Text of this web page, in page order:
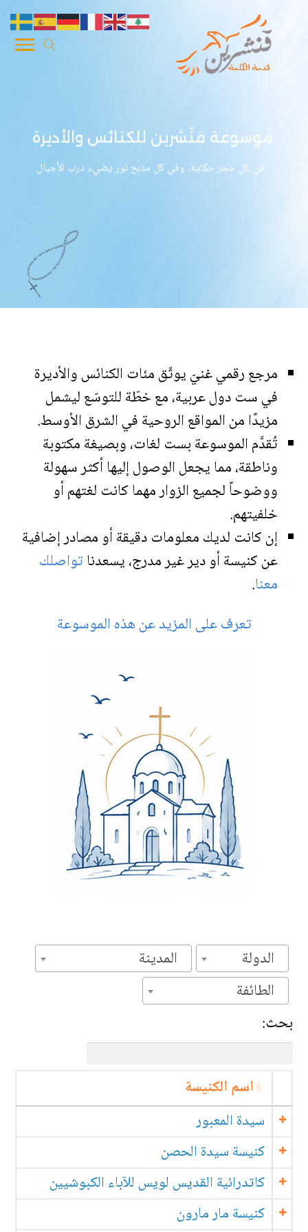
موسوعة قنّشرين للكنائس والأديرة
في كل حجر حكاية، وفي كل مذبح نور يضيء درب الأجيال
مرجع رقمي غنيّ يوثّق مئات الكنائس والأديرة
في ست دول عربية، مع خطّة للتوسّع ليشمل
مزيدًا من المواقع الروحية في الشرق الأوسط.
تُقدَّم الموسوعة بست لغات، وبصيغة مكتوبة
وناطقة، مما يجعل الوصول إليها أكثر سهولة
ووضوحاً لجميع الزوار مهما كانت لغتهم أو
خلفيتهم.
إن كانت لديك معلومات دقيقة أو مصادر إضافية
عن كنيسة أو دير غير مدرج، يسعدناتواصلك
معنا.
تعرف على المزيد عن هذه الموسوعة
الدولة
المدينة
الطائفة
بحث:
اسم الكنيسة
سيدة المعبور
كنيسة سيدة الحصن
كاتدرائية القديس لويس للآباء الكبوشيين
كنيسة مار مارون